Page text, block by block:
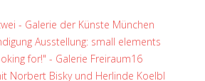
- Galerie der Künste München
Ausstellung: small elements
for!" - Galerie Freiraum16
Norbert Bisky und Herlinde Koelbl